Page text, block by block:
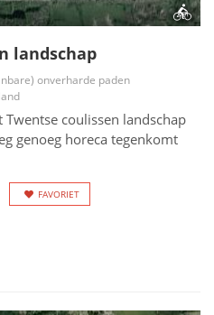
landschap
onverharde paden
coulissen landschap
genoeg horeca tegenkomt
FAVORIET